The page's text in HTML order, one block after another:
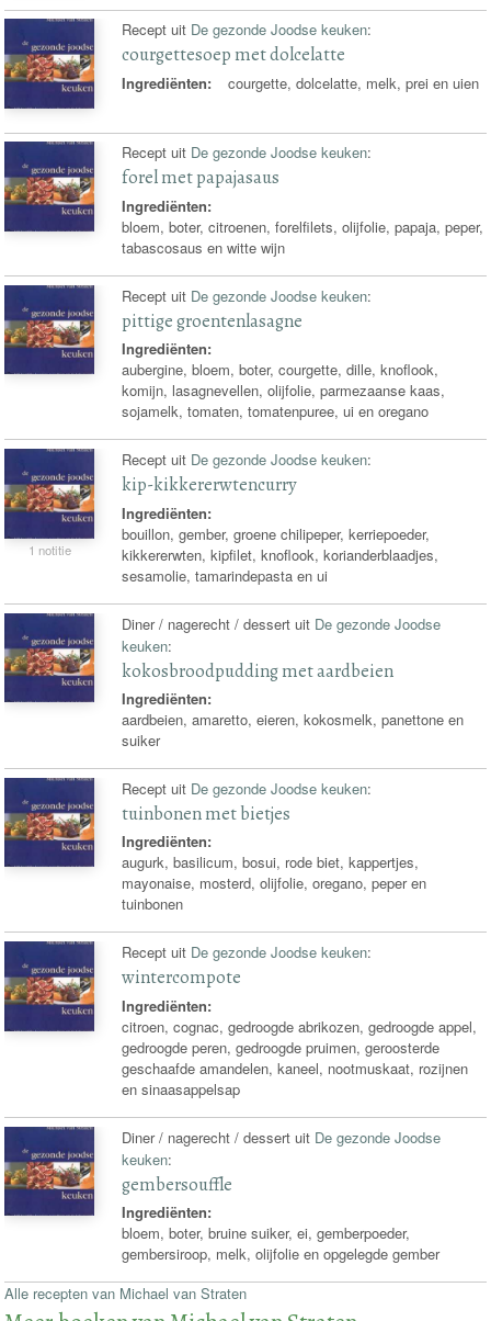
Recept uit De gezonde Joodse keuken:
courgettesoep met dolcelatte
Ingrediënten: courgette, dolcelatte, melk, prei en uien
Recept uit De gezonde Joodse keuken:
forel met papajasaus
Ingrediënten:
bloem, boter, citroenen, forelfilets, olijfolie, papaja, peper,
tabascosaus en witte wijn
Recept uit De gezonde Joodse keuken:
pittige groentenlasagne
Ingrediënten:
aubergine, bloem, boter, courgette, dille, knoflook,
komijn, lasagnevellen, olijfolie, parmezaanse kaas,
sojamelk, tomaten, tomatenpuree, ui en oregano
1 notitie
Recept uit De gezonde Joodse keuken:
kip-kikkererwtencurry
Ingrediënten:
bouillon, gember, groene chilipeper, kerriepoeder,
kikkererwten, kipfilet, knoflook, korianderblaadjes,
sesamolie, tamarindepasta en ui
Diner / nagerecht / dessert uit De gezonde Joodse
keuken:
kokosbroodpudding met aardbeien
Ingrediënten:
aardbeien, amaretto, eieren, kokosmelk, panettone en
suiker
Recept uit De gezonde Joodse keuken:
tuinbonen met bietjes
Ingrediënten:
augurk, basilicum, bosui, rode biet, kappertjes,
mayonaise, mosterd, olijfolie, oregano, peper en
tuinbonen
Recept uit De gezonde Joodse keuken:
wintercompote
Ingrediënten:
citroen, cognac, gedroogde abrikozen, gedroogde appel,
gedroogde peren, gedroogde pruimen, geroosterde
geschaafde amandelen, kaneel, nootmuskaat, rozijnen
en sinaasappelsap
Diner / nagerecht / dessert uit De gezonde Joodse
keuken:
gembersouffle
Ingrediënten:
bloem, boter, bruine suiker, ei, gemberpoeder,
gembersiroop, melk, olijfolie en opgelegde gember
Alle recepten van Michael van Straten